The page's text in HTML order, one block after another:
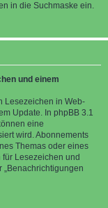
in die Suchmaske ein.
und einem
Lesezeichen in Web-
Update. In phpBB 3.1
eine
wird. Abonnements
Themas oder eines
Lesezeichen und